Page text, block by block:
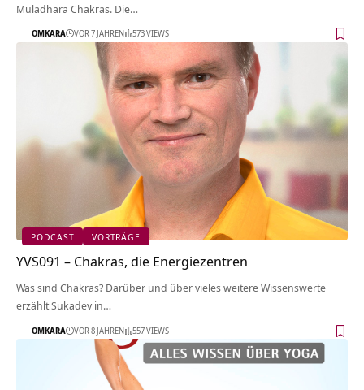
Muladhara Chakras. Die…
OMKARA VOR 7 JAHREN 573 VIEWS
PODCAST VORTRÄGE
YVS091 – Chakras, die Energiezentren
Was sind Chakras? Darüber und über vieles weitere Wissenswerte
erzählt Sukadev in…
OMKARA VOR 8 JAHREN 557 VIEWS